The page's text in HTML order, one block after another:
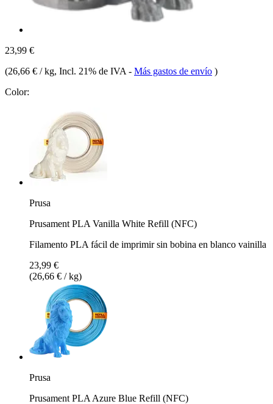
23,99 €
(26,66 € / kg, Incl. 21% de IVA - Más gastos de envío )
Color:
Prusa
Prusament PLA Vanilla White Refill (NFC)
Filamento PLA fácil de imprimir sin bobina en blanco vainilla
23,99 €
(26,66 € / kg)
Prusa
Prusament PLA Azure Blue Refill (NFC)